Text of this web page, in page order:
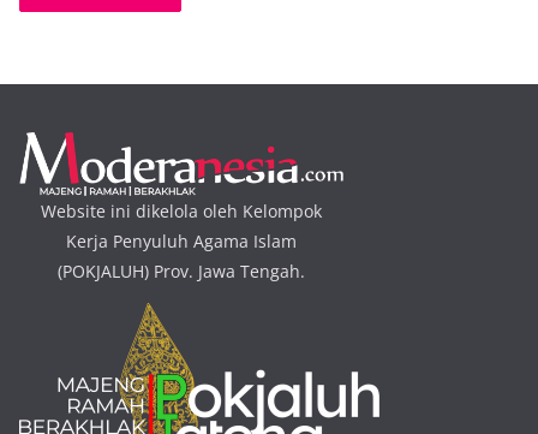
Website ini dikelola oleh Kelompok
Kerja Penyuluh Agama Islam
(POKJALUH) Prov. Jawa Tengah.